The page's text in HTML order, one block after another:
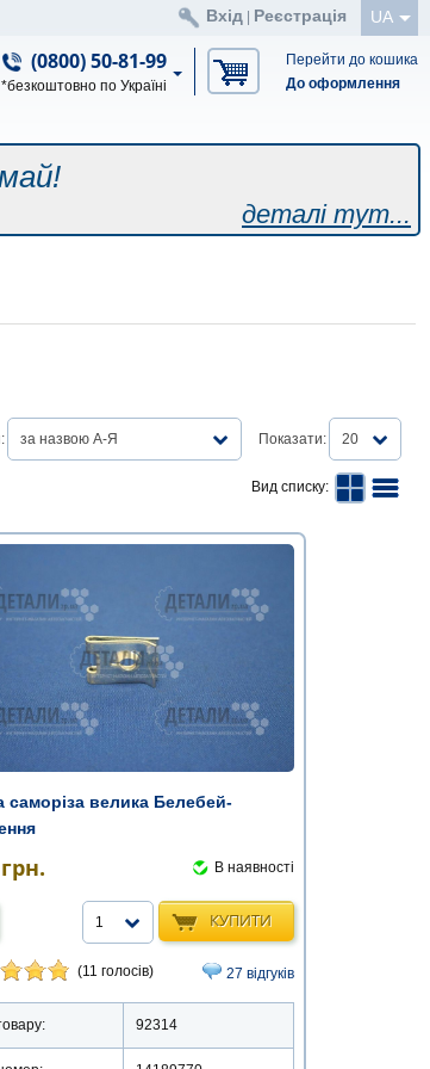
UA
Вхід Реєстрація
(0800) 50-81-99
*безкоштовно по Україні
Перейти до кошика
До оформлення
деталі тут...
за назвою А-Я Показати: 20
Вид списку:
саморіза велика Белебей-
грн. В наявності
КУПИТИ
1
(11 голосів) 27 відгуків
92314